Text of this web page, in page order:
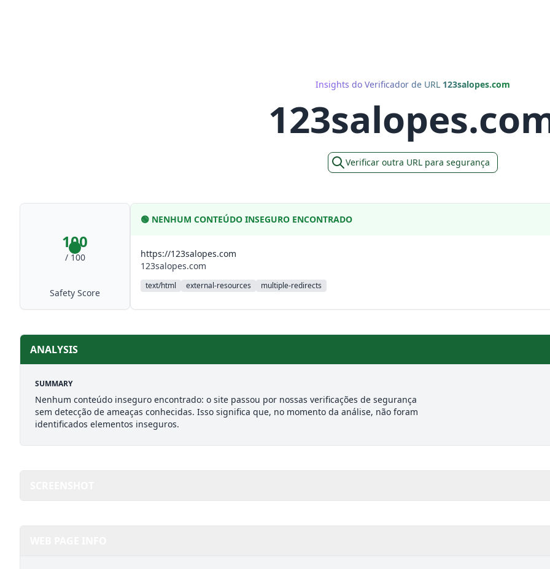
Insights do Verificador de URL 123salopes.com
Verificar outra URL para segurança
100
/ 100
Safety Score
🟢 NENHUM CONTEÚDO INSEGURO ENCONTRADO
https://123salopes.com
123salopes.com
text/html external-resources multiple-redirects
ANALYSIS
SUMMARY
Nenhum conteúdo inseguro encontrado: o site passou por nossas verificações de segurança
sem detecção de ameaças conhecidas. Isso significa que, no momento da análise, não foram
identificados elementos inseguros.